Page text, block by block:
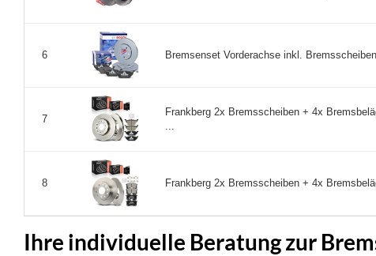
6 Bremsenset Vorderachse inkl.
7
Frankberg 2x Bremsscheiben + 4x
...
8 Frankberg 2x Bremsscheiben + 4x
Ihre individuelle Beratung zur